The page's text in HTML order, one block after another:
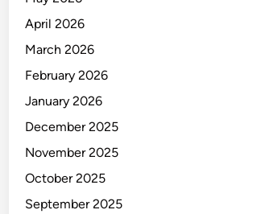
April 2026
March 2026
February 2026
January 2026
December 2025
November 2025
October 2025
September 2025